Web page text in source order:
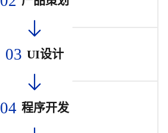
03 UI设计
04 程序开发